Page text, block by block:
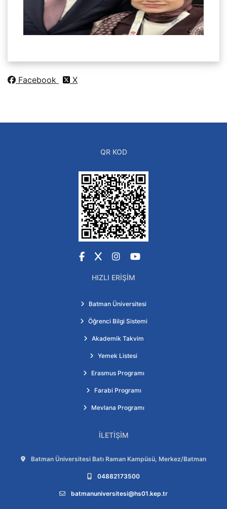
Facebook X
QR KOD
Facebook
X Instagram
YouTube
HIZLI ERIŞIM
Batman Üniversitesi
Öğrenci Bilgi Sistemi
Akademik Takvim
Yemek Listesi
Erasmus Programı
Farabi Programı
Mevlana Programı
İLETIŞIM
Adres:
Batman Üniversitesi Batı Raman Kampüsü, Merkez/Batman
Telefon:
04882173500
E-posta:
batmanuniversitesi@hs01.kep.tr